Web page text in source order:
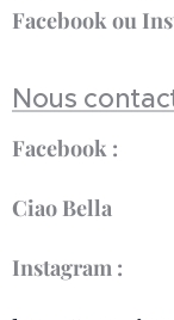
Facebook ou
Nous
Facebook :
Ciao Bella
Instagram :